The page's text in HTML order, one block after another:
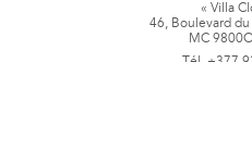
« Villa
46, Boulevard
MC
Tél. +377